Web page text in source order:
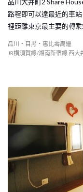
品川大井町2 Share
路程即可以達最近的車
裡距離東京最主要的轉
町2Share House的一樓
大家有著像家人般的好
品川・目黒・惠比壽周邊
JR横須賀線/湘南新宿線 西大